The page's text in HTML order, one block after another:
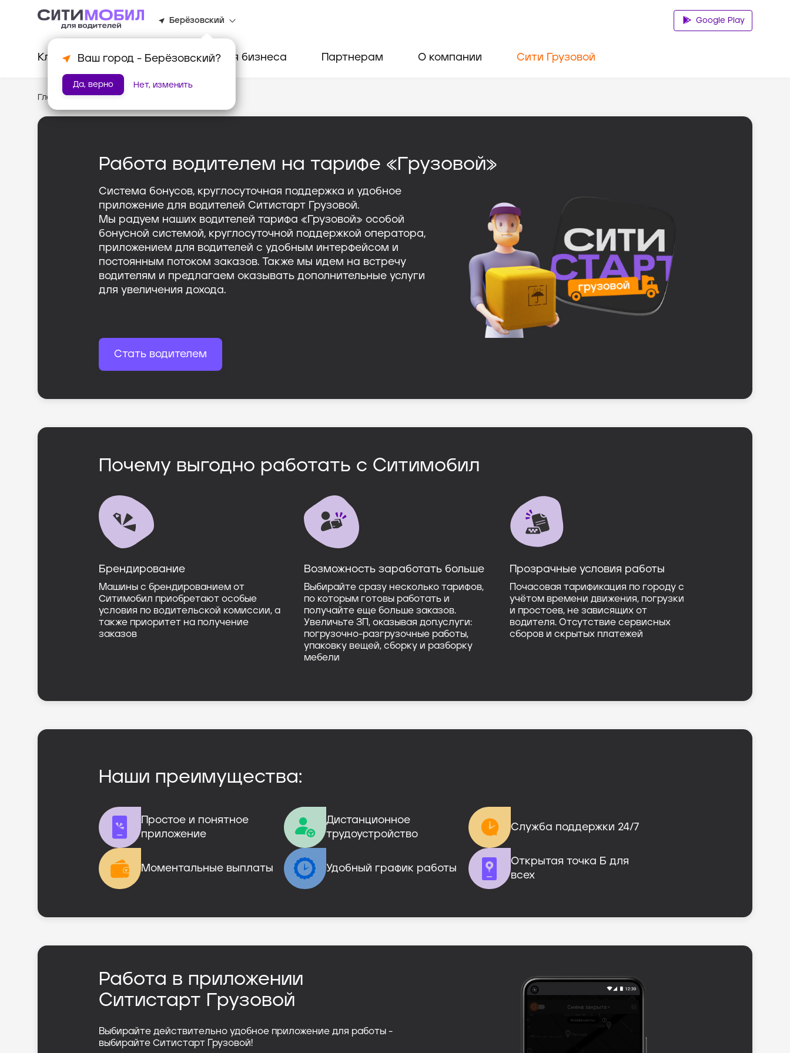
Берёзовский
Ваш город - Берёзовский?
Да, верно Нет, изменить
Google Play
Клиентам Водителям Для бизнеса Партнерам О компании Сити Грузовой
Главная /Тариф «Грузовой»
Работа водителем на тарифе «Грузовой»
Система бонусов, круглосуточная поддержка и удобное
приложение для водителей Ситистарт Грузовой.
Мы радуем наших водителей тарифа «Грузовой» особой
бонусной системой, круглосуточной поддержкой оператора,
приложением для водителей с удобным интерфейсом и
постоянным потоком заказов. Также мы идем на встречу
водителям и предлагаем оказывать дополнительные услуги
для увеличения дохода.
Стать водителем
Почему выгодно работать с Ситимобил
Брендирование
Машины с брендированием от
Ситимобил приобретают особые
условия по водительской комиссии, а
также приоритет на получение
заказов
Возможность заработать больше
Выбирайте сразу несколько тарифов,
по которым готовы работать и
получайте еще больше заказов.
Увеличьте ЗП, оказывая доп.услуги:
погрузочно-разгрузочные работы,
упаковку вещей, сборку и разборку
мебели
Прозрачные условия работы
Почасовая тарификация по городу с
учётом времени движения, погрузки
и простоев, не зависящих от
водителя. Отсутствие сервисных
сборов и скрытых платежей
Наши преимущества:
Простое и понятное
приложение
Дистанционное
трудоустройство
Служба поддержки 24/7
Моментальные выплаты Удобный график работы
Открытая точка Б для
всех
Работа в приложении
Ситистарт Грузовой
Выбирайте действительно удобное приложение для работы -
выбирайте Ситистарт Грузовой!